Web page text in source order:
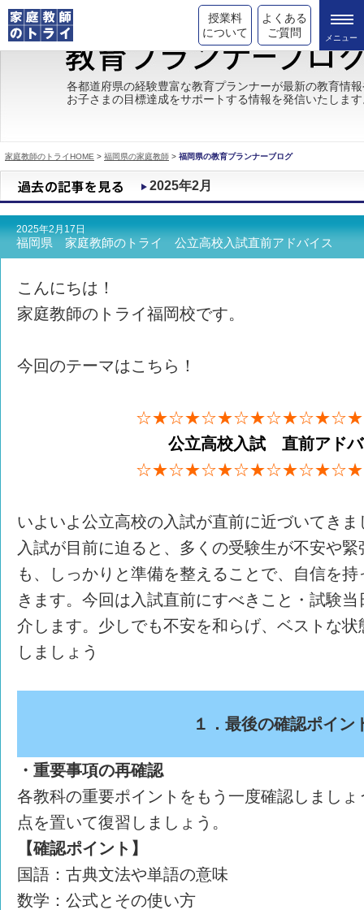
授業料
について
よくある
ご質問
トライの教育理念
成績が上がる理由
都道府県別情報
合格体験談
キャンペーン情報
各都道府県の経験豊富な教育プランナーが最新の教育情
お子さまの目標達成をサポートする情報を発信いたしま
家庭教師のトライHOME > 福岡県の家庭教師 > 福岡県の教育プランナーブログ
2025年2月
2025年2月17日
福岡県 家庭教師のトライ 公立高校入試直前アドバイス
こんにちは！
家庭教師のトライ福岡校です。
今回のテーマはこちら！
公立高校入試 直前アド
いよいよ公立高校の入試が直前に近づいてきま
入試が目前に迫ると、多くの受験生が不安や
も、しっかりと準備を整えることで、自信を
きます。今回は入試直前にすべきこと・試験
介します。少しでも不安を和らげ、ベストな
しましょう
１．最後の確認ポイン
・重要事項の再確認
各教科の重要ポイントをもう一度確認しまし
点を置いて復習しましょう。
【確認ポイント】
国語：古典文法や単語の意味
数学：公式とその使い方